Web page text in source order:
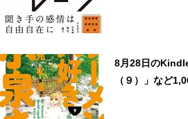
8月28日の
（９）」など